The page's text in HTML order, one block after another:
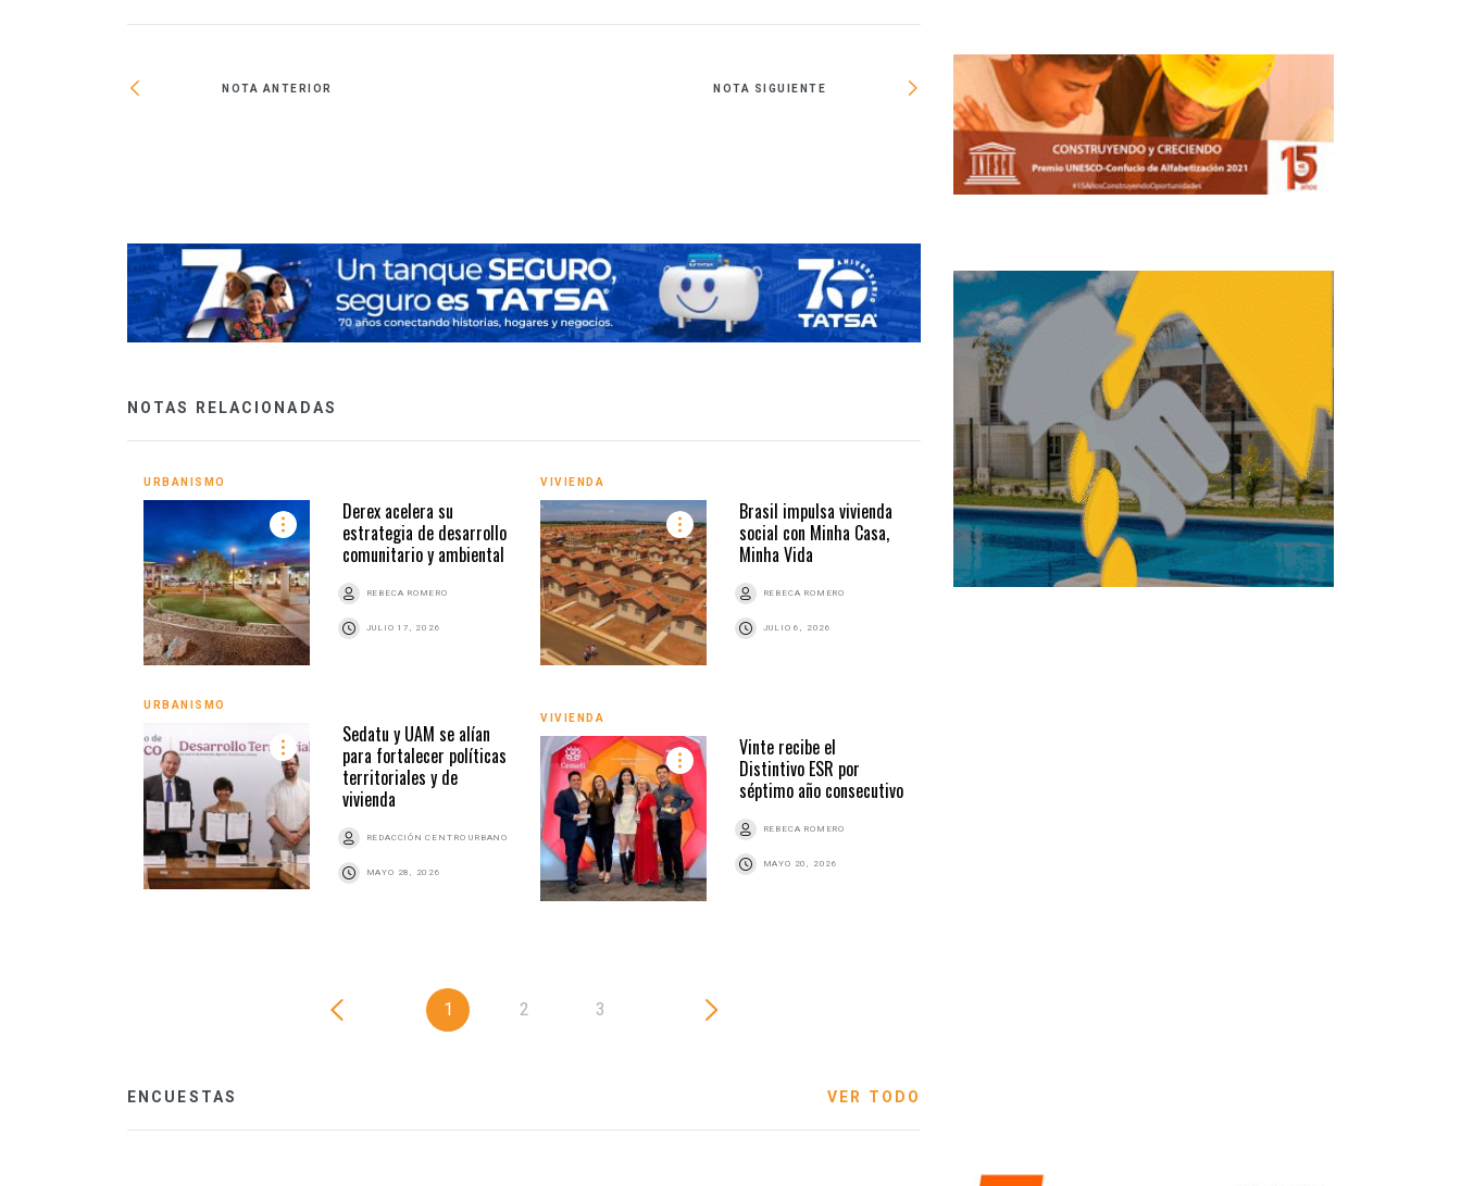
NOTA ANTERIOR NOTA SIGUIENTE
Inteligencia Artificial, futuros, viviendas y
ciudades
NOTAS RELACIONADAS
URBANISMO
Derex acelera su
estrategia de desarrollo
comunitario y ambiental
REBECA ROMERO
JULIO 17, 2026
VIVIENDA
Brasil impulsa vivienda
social con Minha Casa,
Minha Vida
REBECA ROMERO
JULIO 6, 2026
URBANISMO
Sedatu y UAM se alían
para fortalecer políticas
territoriales y de
vivienda
REDACCIÓN CENTRO URBANO
MAYO 28, 2026
VIVIENDA
Vinte recibe el
Distintivo ESR por
séptimo año consecutivo
REBECA ROMERO
MAYO 20, 2026
VIVIENDA
Jalisco alista ley para
garantizar vivienda
social en los 125
municipios
1 2 3
ENCUESTAS VER TODO